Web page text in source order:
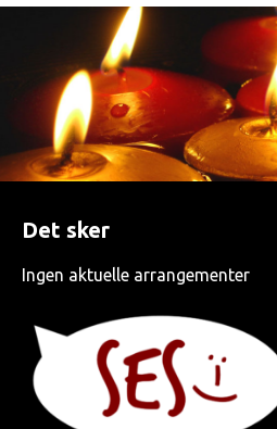
Det sker
Ingen aktuelle arrangementer